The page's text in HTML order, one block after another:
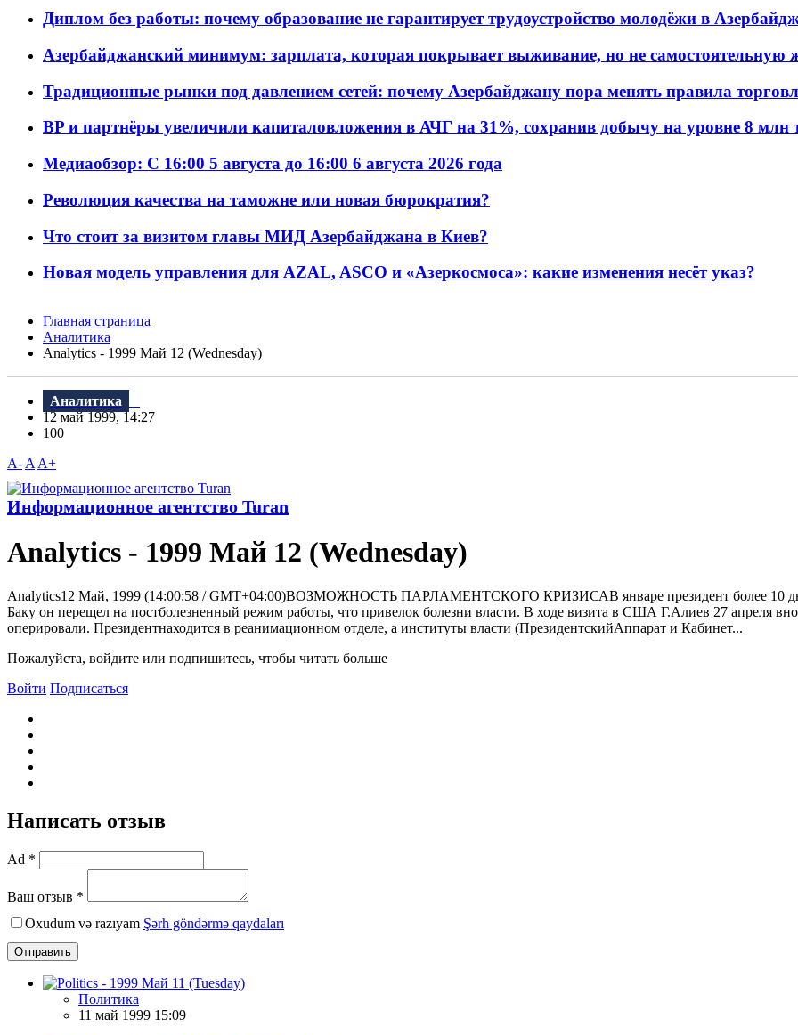
Диплом без работы: почему образование не гарантирует трудоустройство молодёжи в
Азербайджанский минимум: зарплата, которая покрывает выживание, но не самостоятельную
Традиционные рынки под давлением сетей: почему Азербайджану пора менять правила
BP и партнёры увеличили капиталовложения в АЧГ на 31%, сохранив добычу на уровне 8 млн
Медиаобзор: С 16:00 5 августа до 16:00 6 августа 2026 года
Революция качества на таможне или новая бюрократия?
Что стоит за визитом главы МИД Азербайджана в Киев?
Новая модель управления для AZAL, ASCO и «Азеркосмоса»: какие изменения несёт указ?
Главная страница
Аналитика
Analytics - 1999 Май 12 (Wednesday)
Аналитика
12 май 1999, 14:27
100
A- A A+
Информационное агентство Turan
Analytics - 1999 Май 12 (Wednesday)
Analytics12 Май, 1999 (14:00:58 / GMT+04:00)ВОЗМОЖНОСТЬ ПАРЛАМЕНТСКОГО КРИЗИСАВ январе президент более 10
Баку он перещел на постболезненный режим работы, что привелок болезни власти. В ходе визита в США Г.Алиев 27 апреля
оперировали. Президентнаходится в реанимационном отделе, а институты власти (ПрезидентскийАппарат и Кабинет...
Пожалуйста, войдите или подпишитесь, чтобы читать больше
Войти Подписаться
Написать отзыв
Ad *
Ваш отзыв *
Oxudum və razıyam Şərh göndərmə qaydaları
Отправить
Политика
11 май 1999 15:09